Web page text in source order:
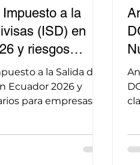
a la
(ISD) en
y riesgos
empresas
a la Salida de
Ecuador 2026 y
para empresas.